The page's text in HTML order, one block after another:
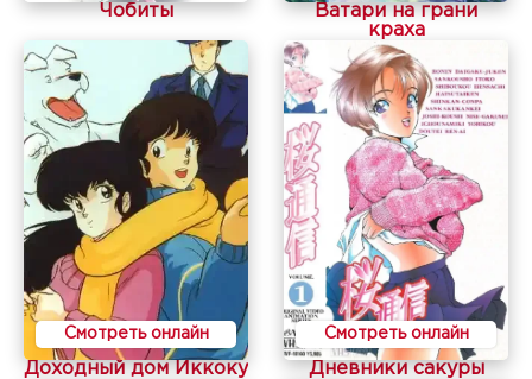
Чобиты
Ватари на грани
краха
Смотреть онлайн
Доходный дом Иккоку
Смотреть онлайн
Дневники сакуры